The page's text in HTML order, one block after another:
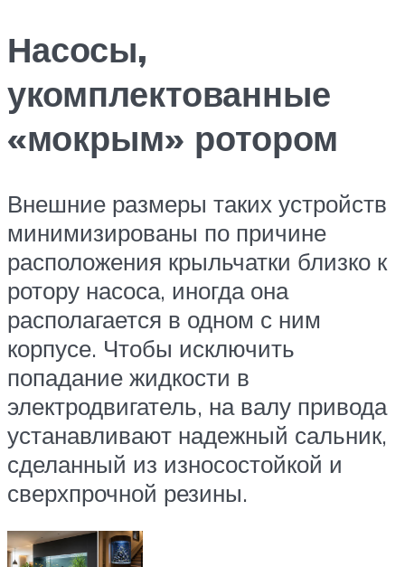
Насосы,
укомплектованные
«мокрым» ротором
Внешние размеры таких устройств
минимизированы по причине
расположения крыльчатки близко к
ротору насоса, иногда она
располагается в одном с ним
корпусе. Чтобы исключить
попадание жидкости в
электродвигатель, на валу привода
устанавливают надежный сальник,
сделанный из износостойкой и
сверхпрочной резины.